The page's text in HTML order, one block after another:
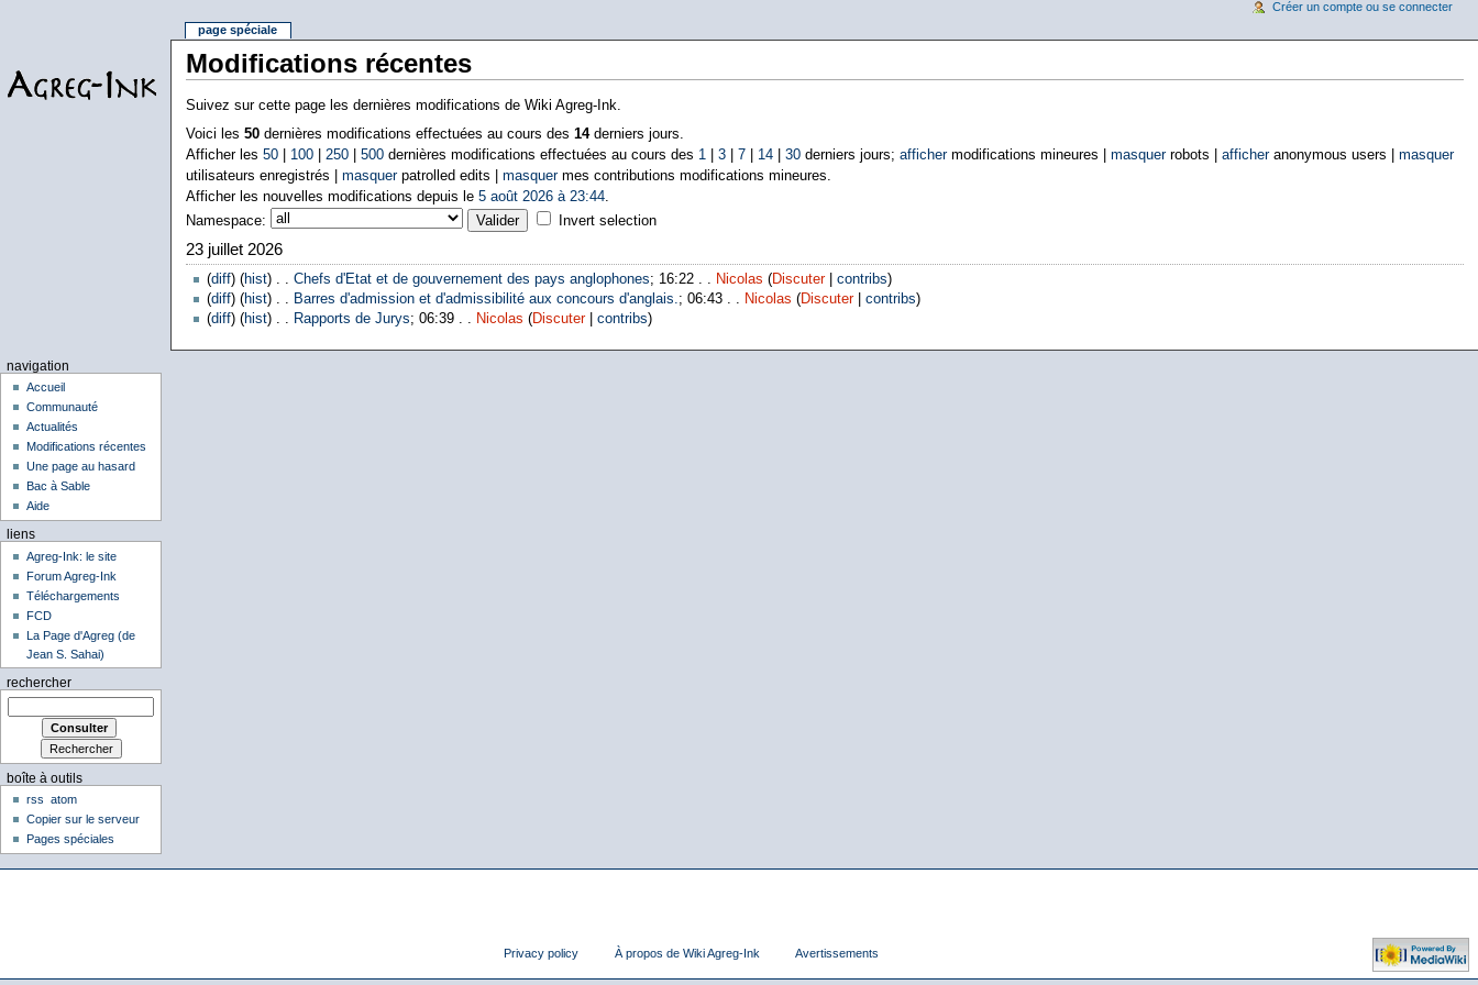
Modifications récentes
Suivez sur cette page les dernières modifications de Wiki Agreg-Ink.
Voici les 50dernières modifications effectuées au cours des 14derniers jours.
Afficher les 50| 100| 250| 500dernières modifications effectuées au cours des 1 3| 7| 14| 30derniers jours; affichermodifications mineures | masquerrobots | afficheranonymous users | masquer
utilisateurs enregistrés | masquerpatrolled edits | masquermes contributions modifications mineures.
Afficher les nouvelles modifications depuis le 5 août 2026 à 23:44.
Namespace:
Invert selection
23 juillet 2026
(diff) (hist) . . Chefs d'Etat et de gouvernement des pays anglophones; 16:22 . . Nicolas (Discuter| contribs)
(diff) (hist) . . Barres d'admission et d'admissibilité aux concours d'anglais.; 06:43 . . Nicolas (Discuter| contribs)
(diff) (hist) . . Rapports de Jurys; 06:39 . . Nicolas (Discuter| contribs)
page spéciale
Créer un compte ou se connecter
navigation
Accueil
Communauté
Actualités
Modifications récentes
Une page au hasard
Bac à Sable
Aide
liens
Agreg-Ink: le site
Forum Agreg-Ink
Téléchargements
FCD
La Page d'Agreg (de
Jean S. Sahai)
rechercher
boîte à outils
rss
atom
Copier sur le serveur
Pages spéciales
Privacy policy À propos de Wiki Agreg-Ink Avertissements